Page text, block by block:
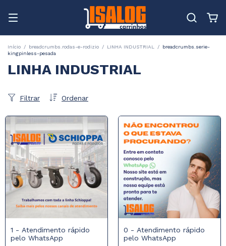
Início / breadcrumbs.rodas-e-rodizio / LINHA INDUSTRIAL /
breadcrumbs.serie-
kingpinless-pesada
LINHA INDUSTRIAL
Ordenar
Filtrar
1 - Atendimento rápido
pelo WhatsApp
0 - Atendimento rápido
pelo WhatsApp